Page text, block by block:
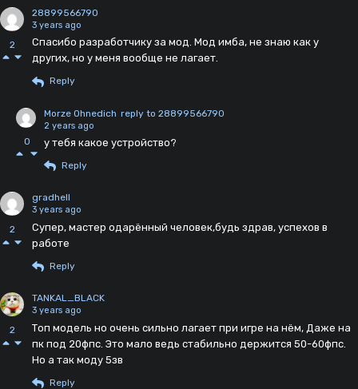
2
28899566790
3 years ago
Спасибо разработчику за мод. Мод имба, не знаю как у
других, но у меня вообще не лагает.
Reply
0
Morze Ohnedich reply to 28899566790
2 years ago
у тебя какое устройство?
Reply
2
gradhell
3 years ago
Супер, мастер одарённый человек,будь здрав, успехов в
работе
Reply
2
TANKAL_BLACK
3 years ago
Топ модель но очень сильно лагает при игре на нём, Даже на
пк под 20фпс. Это мало ведь стабильно держится 50-60фпс.
Но а так моду 5зв
Reply